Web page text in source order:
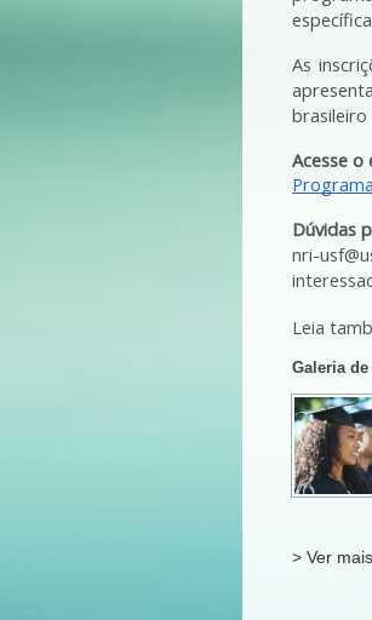
As
brasileiro
Acesse o
Dúvidas
nri-
Leia
Galeria
> Ver